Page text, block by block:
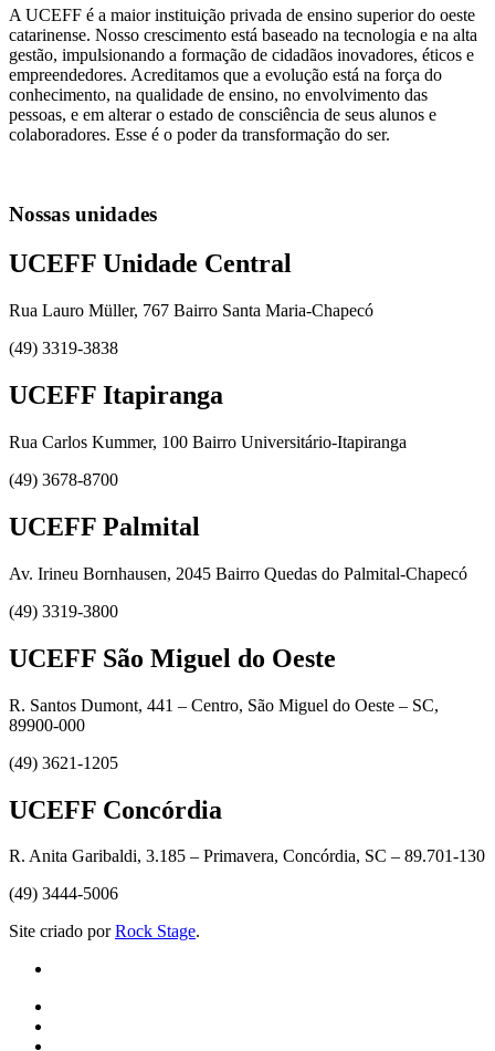
A UCEFF é a maior instituição privada de ensino superior do oeste
catarinense. Nosso crescimento está baseado na tecnologia e na alta
gestão, impulsionando a formação de cidadãos inovadores, éticos e
empreendedores. Acreditamos que a evolução está na força do
conhecimento, na qualidade de ensino, no envolvimento das
pessoas, e em alterar o estado de consciência de seus alunos e
colaboradores. Esse é o poder da transformação do ser.
Nossas unidades
UCEFF Unidade Central
Rua Lauro Müller, 767 Bairro Santa Maria-Chapecó
(49) 3319-3838
UCEFF Itapiranga
Rua Carlos Kummer, 100 Bairro Universitário-Itapiranga
(49) 3678-8700
UCEFF Palmital
Av. Irineu Bornhausen, 2045 Bairro Quedas do Palmital-Chapecó
(49) 3319-3800
UCEFF São Miguel do Oeste
R. Santos Dumont, 441 – Centro, São Miguel do Oeste – SC,
89900-000
(49) 3621-1205
UCEFF Concórdia
R. Anita Garibaldi, 3.185 – Primavera, Concórdia, SC – 89.701-130
(49) 3444-5006
Site criado porRock Stage.